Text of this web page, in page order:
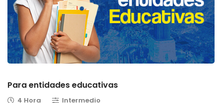
Para entidades educativas
4 Hora Intermedio